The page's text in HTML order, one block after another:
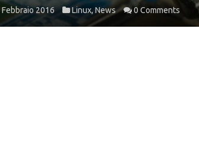
Febbraio 2016 Linux,News 0 Comments